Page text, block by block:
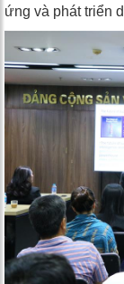
ứng và phát triển